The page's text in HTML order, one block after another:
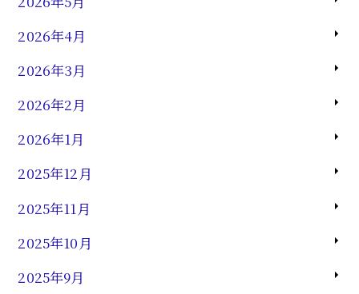
2026年4月
2026年3月
2026年2月
2026年1月
2025年12月
2025年11月
2025年10月
2025年9月